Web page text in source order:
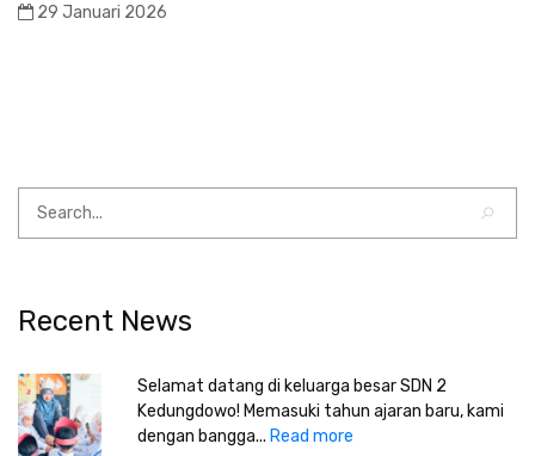
29 Januari 2026
Recent News
Selamat datang di keluarga besar SDN 2
Kedungdowo! Memasuki tahun ajaran baru, kami
dengan bangga... Read more